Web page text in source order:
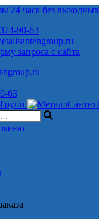
24 часа без выходных
90-63
запроса с сайта
63
меню